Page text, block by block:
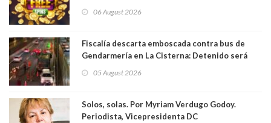
06 August 2026
Fiscalía descarta emboscada contra bus de
Gendarmería en La Cisterna: Detenido será
05 August 2026
Solos, solas. Por Myriam Verdugo Godoy.
Periodista, Vicepresidenta DC